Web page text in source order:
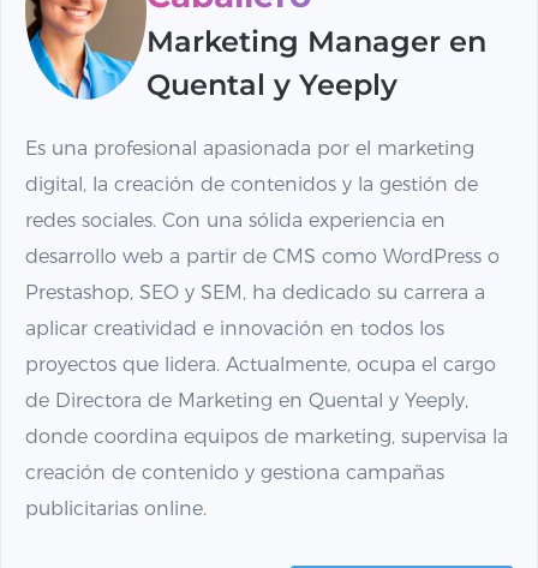
Marketing Manager en
Quental y Yeeply
Es una profesional apasionada por el marketing
digital, la creación de contenidos y la gestión de
redes sociales. Con una sólida experiencia en
desarrollo web a partir de CMS como WordPress o
Prestashop, SEO y SEM, ha dedicado su carrera a
aplicar creatividad e innovación en todos los
proyectos que lidera. Actualmente, ocupa el cargo
de Directora de Marketing en Quental y Yeeply,
donde coordina equipos de marketing, supervisa la
creación de contenido y gestiona campañas
publicitarias online.